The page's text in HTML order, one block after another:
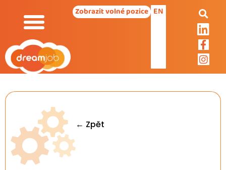
Zobrazit volné pozice EN
← Zpět